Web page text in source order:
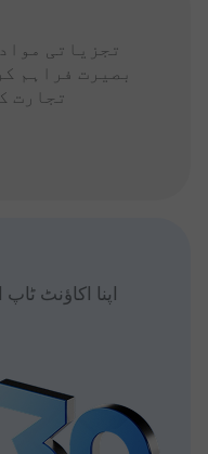
تجزیاتی
بصیرت فراہم
تجارت